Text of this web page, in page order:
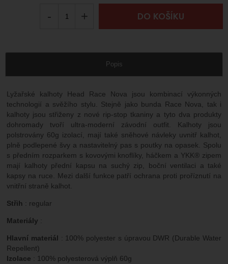
- + DO KOŠÍKU
Popis
Lyžařské kalhoty Head Race Nova jsou kombinací výkonných
technologií a svěžího stylu. Stejně jako bunda Race Nova, tak i
kalhoty jsou střiženy z nové rip-stop tkaniny a tyto dva produkty
dohromady tvoří ultra-moderní závodní outfit. Kalhoty jsou
polstrovány 60g izolací, mají také sněhové návleky uvnitř kalhot,
plně podlepené švy a nastavitelný pas s poutky na opasek. Spolu
s předním rozparkem s kovovými knoflíky, háčkem a YKK® zipem
mají kalhoty přední kapsu na suchý zip, boční ventilaci a také
kapsy na ruce. Mezi další funkce patří ochrana proti proříznutí na
vnitřní straně kalhot.
Střih : regular
Materiály :
Hlavní materiál : 100% polyester s úpravou DWR (Durable Water
Repellent)
Izolace : 100% polyesterová výplň 60g